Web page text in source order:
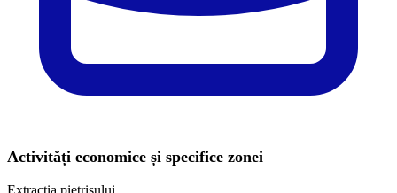
Activități economice și specifice zonei
Extracţia pietrişului